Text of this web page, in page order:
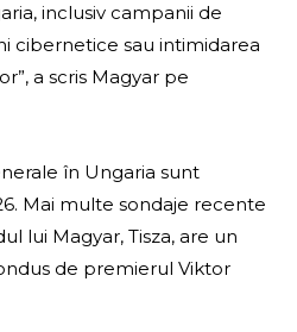
inclusiv campanii de
cibernetice sau intimidarea
a scris Magyar pe
în Ungaria sunt
Mai multe sondaje recente
lui Magyar, Tisza, are un
de premierul Viktor